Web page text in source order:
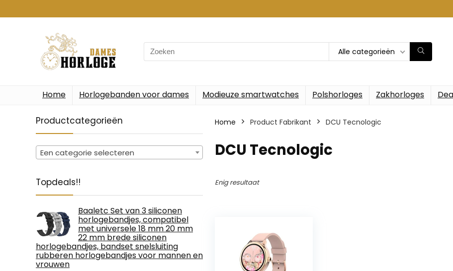
Search
for:
Alle categorieën
Home Horlogebanden voor dames Modieuze smartwatches Polshorloges Zakhorloges
Productcategorieën
Een categorie selecteren
Topdeals!!
Baaletc Set van 3 siliconen
horlogebandjes, compatibel
met universele 18 mm 20 mm
22 mm brede siliconen
horlogebandjes, bandset snelsluiting
rubberen horlogebandjes voor mannen en
vrouwen
Home Product Fabrikant ‎DCU Tecnologic
‎DCU Tecnologic
Enig resultaat